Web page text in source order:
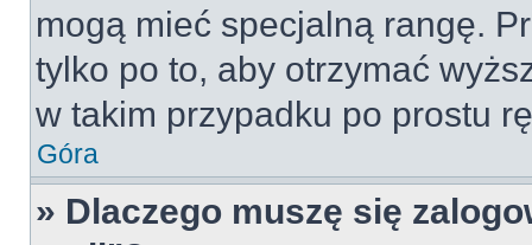
mogą mieć specjalną rangę.
tylko po to, aby otrzymać
w takim przypadku po prostu
Góra
» Dlaczego muszę się